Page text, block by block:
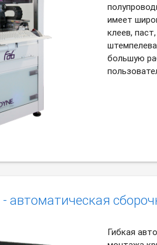
имеет
клеев,
большую
- автоматическая
Гибкая